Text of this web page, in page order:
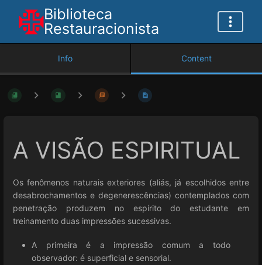
Biblioteca
Restauracionista
Info Content
A VISÃO ESPIRITUAL
Os fenômenos naturais exteriores (aliás, já escolhidos entre
desabrochamentos e degenerescências) contemplados com
penetração produzem no espírito do estudante em
treinamento duas impressões sucessivas.
A primeira é a impressão comum a todo
observador: é superficial e sensorial.